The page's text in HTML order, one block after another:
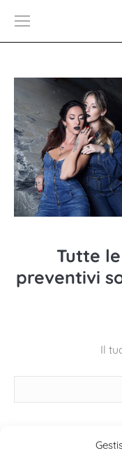
Tutte
preventivi
Il